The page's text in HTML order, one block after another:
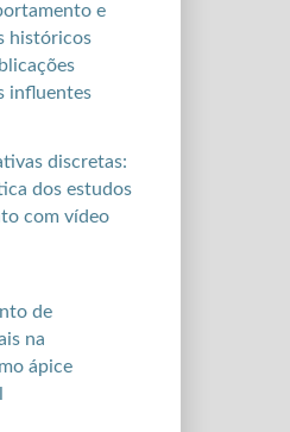
e
históricos
influentes
discretas:
dos estudos
com vídeo
de
na
ápice